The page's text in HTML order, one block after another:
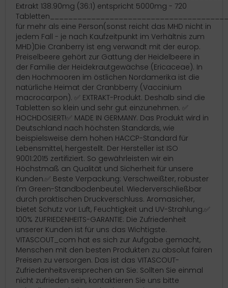
Extrakt 138.90mg (36:1) entspricht 5000mg - 720
für mehr als eine Person(sonst reicht das MHD nicht in
jedem Fall - je nach Kaufzeitpunkt im Verhältnis zum
MHD)Die Cranberry ist eng verwandt mit der europ.
Preiselbeere gehört zur Gattung der Heidelbeere in
der Familie der Heidekrautgewächse (Ericaceae). In
den Hochmooren im östlichen Nordamerika ist die
natürliche Heimat der Cranbberry (Vaccinium
macrocarpon). ✅ EXTRAKT-Produkt. Deshalb sind die
Tabletten so klein und sehr gut einzunehmen. ✅
HOCHDOSIERT!✅ MADE IN GERMANY. Das Produkt wird in
Deutschland nach höchsten Standards, wie
beispielsweise dem hohen HACCP-Standard für
Lebensmittel, hergestellt. Der Hersteller ist ISO
9001:2015 zertifiziert. So gewährleisten wir ein
Höchstmaß an Qualität und Sicherheit für unsere
Kunden.✅ Beste Verpackung: Verschweißter, robuster
I'm Green-Standbodenbeutel. Wiederverschließbar
durch praktischen Druckverschluss. Aromasicher,
bietet Schutz vor Luft, Feuchtigkeit und UV-Strahlung.✅
100% ZUFRIEDENHEITS-GARANTIE: Die Zufriedenheit
unserer Kunden ist für uns das Wichtigste.
VITASCOUT_com hat es sich zur Aufgabe gemacht,
Menschen mit den besten Produkten zu absolut fairen
Preisen zu versorgen. Das ist das VITASCOUT-
Zufriedenheitsversprechen an Sie: Sollten Sie einmal
nicht zufrieden sein, kontaktieren Sie uns bitte